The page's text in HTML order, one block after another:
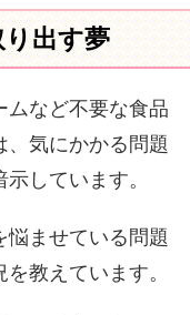
出す夢
ムなど不要な食品
、気にかかる問題
しています。
悩ませている問題
教えています。